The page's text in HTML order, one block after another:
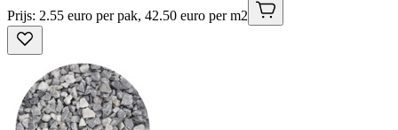
Prijs: 2.55 euro per pak, 42.50 euro per m2